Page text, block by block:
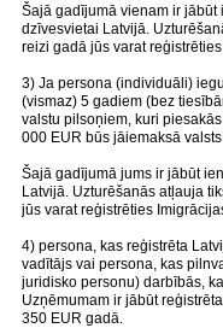
Šajā gadījumā vienam ir jābūt
dzīvesvietai Latvijā.
reizi gadā jūs varat
3) Ja persona (individuāli)
(vismaz) 5 gadiem (bez
valstu pilsoņiem, kuri
000 EUR būs jāiemaksā valsts
Šajā gadījumā jums ir jābūt
Latvijā. Uzturēšanās atļauja
jūs varat reģistrēties
4) persona, kas reģistrēta
vadītājs vai persona, kas
juridisko personu) darbībās,
Uzņēmumam ir jābūt
350 EUR gadā.